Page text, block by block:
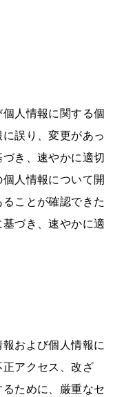
人情報に関する個
誤り、変更があっ
き、速やかに適切
人情報について開
ことが確認できた
づき、速やかに適
および個人情報に
アクセス、改ざ
ために、厳重なセ